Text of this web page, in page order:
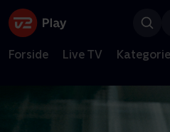
Forside Live TV